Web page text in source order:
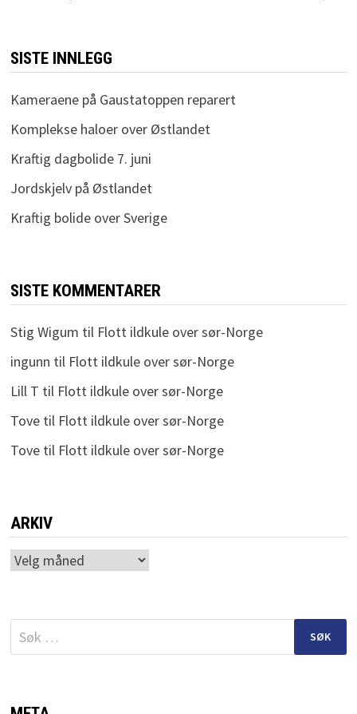
SISTE INNLEGG
Kameraene på Gaustatoppen reparert
Komplekse haloer over Østlandet
Kraftig dagbolide 7. juni
Jordskjelv på Østlandet
Kraftig bolide over Sverige
SISTE KOMMENTARER
Stig Wigum til Flott ildkule over sør-Norge
ingunn til Flott ildkule over sør-Norge
Lill T til Flott ildkule over sør-Norge
Tovetil Flott ildkule over sør-Norge
Tovetil Flott ildkule over sør-Norge
ARKIV
Arkiv
Søk
etter: